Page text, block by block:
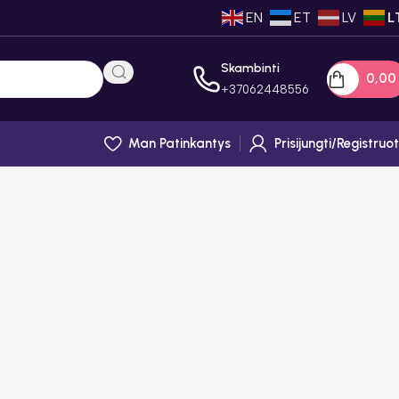
EN ET LV
Skambinti
+37062448556
0,00
Man Patinkantys Prisijungti/